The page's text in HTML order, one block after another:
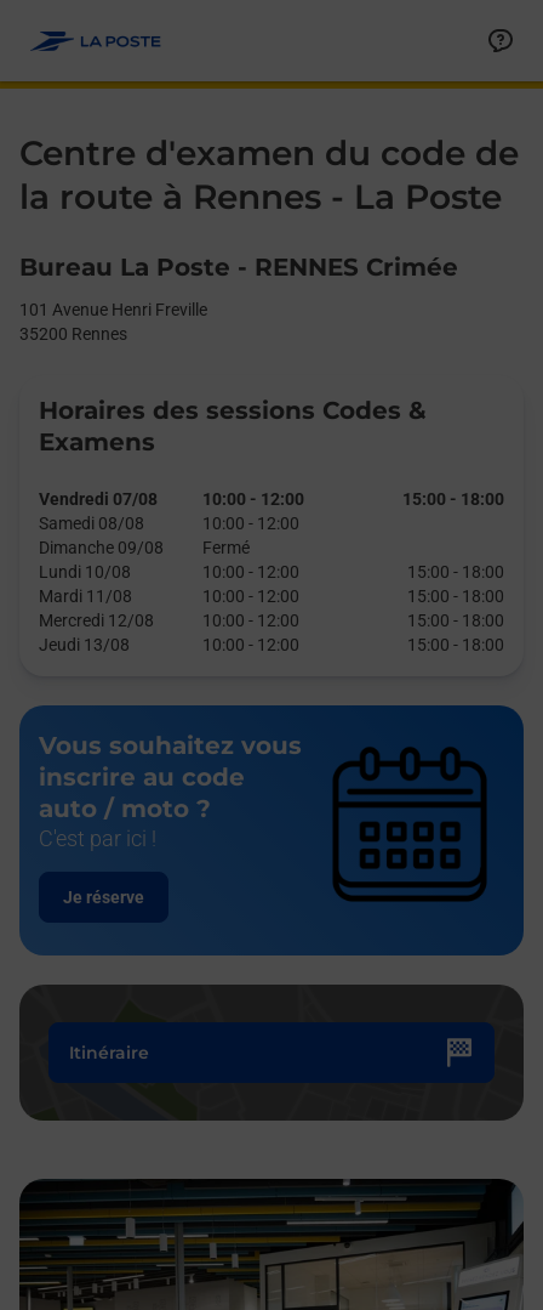
Centre d'examen du code de
la route à Rennes - La Poste
Bureau La Poste - RENNES Crimée
101 Avenue Henri Freville
35200 Rennes
Horaires des sessions Codes &
Examens
Vendredi 07/08 10:00 - 12:00 15:00 - 18:00
Samedi 08/08
10:00 - 12:00
Dimanche 09/08
Fermé
Lundi 10/08
10:00 - 12:00 15:00 - 18:00
Mardi 11/08
10:00 - 12:00 15:00 - 18:00
Mercredi 12/08
10:00 - 12:00 15:00 - 18:00
Jeudi 13/08
10:00 - 12:00 15:00 - 18:00
Vous souhaitez vous
inscrire au code
auto / moto ?
C'est par ici !
Je réserve
Itinéraire